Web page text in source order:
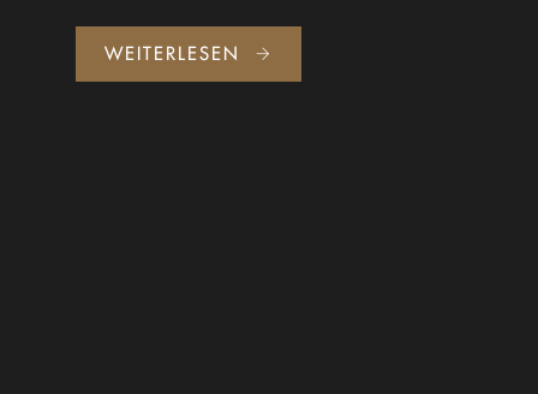
WEITERLESEN